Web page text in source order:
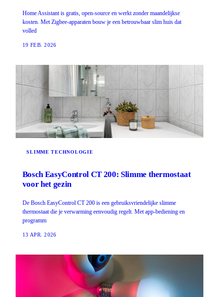
Home Assistant is gratis, open-source en werkt zonder maandelijkse
kosten. Met Zigbee-apparaten bouw je een betrouwbaar slim huis dat
volled
19 FEB. 2026
SLIMME TECHNOLOGIE
Bosch EasyControl CT 200: Slimme thermostaat
voor het gezin
De Bosch EasyControl CT 200 is een gebruiksvriendelijke slimme
thermostaat die je verwarming eenvoudig regelt. Met app-bediening en
programm
13 APR. 2026